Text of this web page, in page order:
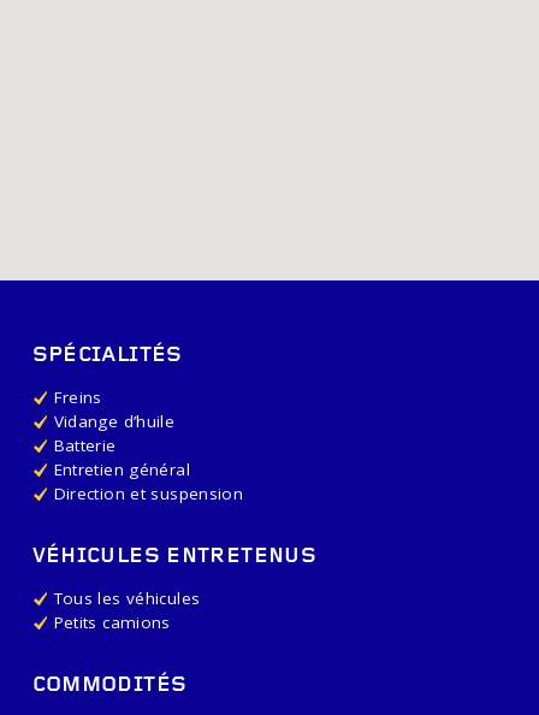
SPÉCIALITÉS
Freins
Vidange d’huile
Batterie
Entretien général
Direction et suspension
VÉHICULES ENTRETENUS
Tous les véhicules
Petits camions
COMMODITÉS